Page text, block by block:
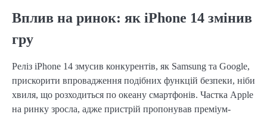
Вплив на ринок: як iPhone 14 змінив
гру
Реліз iPhone 14 змусив конкурентів, як Samsung та Google,
прискорити впровадження подібних функцій безпеки, ніби
хвиля, що розходиться по океану смартфонів. Частка Apple
на ринку зросла, адже пристрій пропонував преміум-